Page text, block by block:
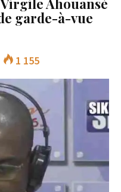
Ahouansè
garde-à-vue
1 155